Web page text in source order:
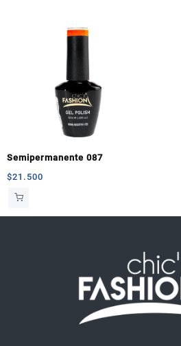
Semipermanente 087
$21.500